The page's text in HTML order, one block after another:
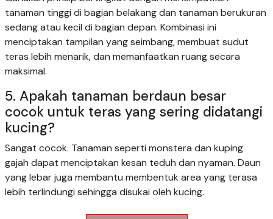
tanaman tinggi di bagian belakang dan tanaman berukuran
sedang atau kecil di bagian depan. Kombinasi ini
menciptakan tampilan yang seimbang, membuat sudut
teras lebih menarik, dan memanfaatkan ruang secara
maksimal.
5. Apakah tanaman berdaun besar
cocok untuk teras yang sering didatangi
kucing?
Sangat cocok. Tanaman seperti monstera dan kuping
gajah dapat menciptakan kesan teduh dan nyaman. Daun
yang lebar juga membantu membentuk area yang terasa
lebih terlindungi sehingga disukai oleh kucing.